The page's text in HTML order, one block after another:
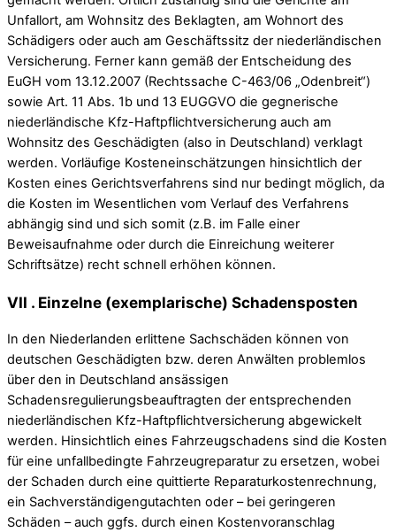
Unfallort, am Wohnsitz des Beklagten, am Wohnort des
Schädigers oder auch am Geschäftssitz der niederländischen
Versicherung. Ferner kann gemäß der Entscheidung des
EuGH vom 13.12.2007 (Rechtssache C-463/06 „Odenbreit“)
sowie Art. 11 Abs. 1b und 13 EUGGVO die gegnerische
niederländische Kfz-Haftpflichtversicherung auch am
Wohnsitz des Geschädigten (also in Deutschland) verklagt
werden. Vorläufige Kosteneinschätzungen hinsichtlich der
Kosten eines Gerichtsverfahrens sind nur bedingt möglich, da
die Kosten im Wesentlichen vom Verlauf des Verfahrens
abhängig sind und sich somit (z.B. im Falle einer
Beweisaufnahme oder durch die Einreichung weiterer
Schriftsätze) recht schnell erhöhen können.
VII . Einzelne (exemplarische) Schadensposten
In den Niederlanden erlittene Sachschäden können von
deutschen Geschädigten bzw. deren Anwälten problemlos
über den in Deutschland ansässigen
Schadensregulierungsbeauftragten der entsprechenden
niederländischen Kfz-Haftpflichtversicherung abgewickelt
werden. Hinsichtlich eines Fahrzeugschadens sind die Kosten
für eine unfallbedingte Fahrzeugreparatur zu ersetzen, wobei
der Schaden durch eine quittierte Reparaturkostenrechnung,
ein Sachverständigengutachten oder – bei geringeren
Schäden – auch ggfs. durch einen Kostenvoranschlag